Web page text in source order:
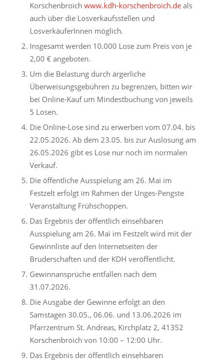
Korschenbroich www.kdh-korschenbroich.deals
auch über die Losverkaufsstellen und
LosverkäuferInnen möglich.
Insgesamt werden 10.000 Lose zum Preis von je
2,00 € angeboten.
Um die Belastung durch ärgerliche
Überweisungsgebühren zu begrenzen, bitten wir
bei Online-Kauf um Mindestbuchung von jeweils
5 Losen.
Die Online-Lose sind zu erwerben vom 07.04. bis
22.05.2026. Ab dem 23.05. bis zur Auslosung am
26.05.2026 gibt es Lose nur noch im normalen
Verkauf.
Die öffentliche Ausspielung am 26. Mai im
Festzelt erfolgt im Rahmen der Unges-Pengste
Veranstaltung Frühschoppen.
Das Ergebnis der öffentlich einsehbaren
Ausspielung am 26. Mai im Festzelt wird mit der
Gewinnliste auf den Internetseiten der
Bruderschaften und der KDH veröffentlicht.
Gewinnansprüche entfallen nach dem
31.07.2026.
Die Ausgabe der Gewinne erfolgt an den
Samstagen 30.05., 06.06. und 13.06.2026 im
Pfarrzentrum St. Andreas, Kirchplatz 2, 41352
Korschenbroich von 10:00 – 12:00 Uhr.
Das Ergebnis der öffentlich einsehbaren